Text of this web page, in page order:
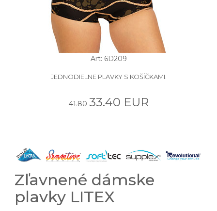
Art: 6D209
JEDNODIELNE PLAVKY S KOŠÍČKAMI.
41.80 33.40 EUR
Zľavnené dámske
plavky LITEX